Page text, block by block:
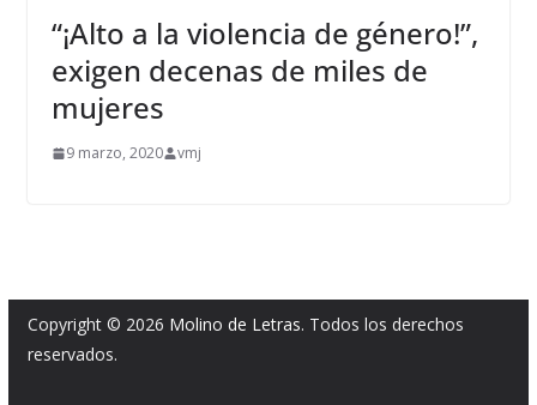
“¡Alto a la violencia de género!”,
exigen decenas de miles de
mujeres
9 marzo, 2020 vmj
Copyright © 2026 Molino de Letras. Todos los derechos
reservados.